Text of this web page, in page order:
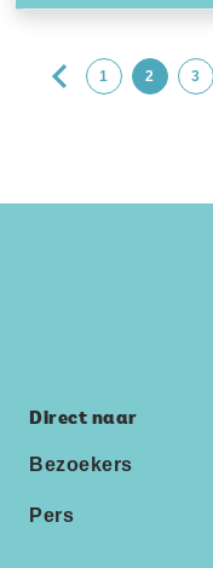
1 2 3
Direct naar
Bezoekers
Pers